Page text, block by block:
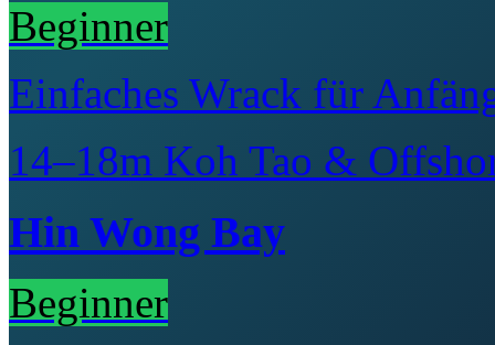
Beginner
Einfaches Wrack für
14–18m Koh Tao &
Hin Wong Bay
Beginner